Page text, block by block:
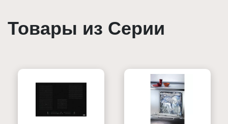
Товары из Серии